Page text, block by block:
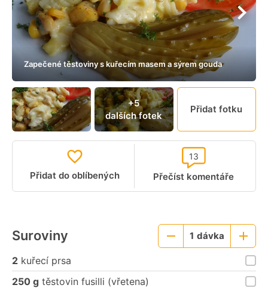
Zapečené těstoviny s kuřecím masem a sýrem gouda
+5
dalších fotek
Přidat fotku
Přidat do oblíbených Přečíst komentáře
13
Suroviny
Menší
1 dávka
Větší
porce
2 kuřecí prsa
250 g těstovin fusilli (vřetena)